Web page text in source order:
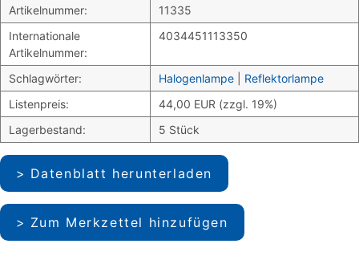
Artikelnummer:
11335
Internationale
Artikelnummer:
4034451113350
Schlagwörter: Halogenlampe
Reflektorlampe
Listenpreis:
44,00 EUR (zzgl. 19%)
Lagerbestand:
5 Stück
Datenblatt herunterladen
Zum Merkzettel hinzufügen